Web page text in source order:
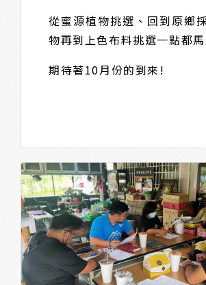
從蜜源植物挑選、回到原鄉
物再到上色布料挑選一點都馬
期待著10月份的到來!